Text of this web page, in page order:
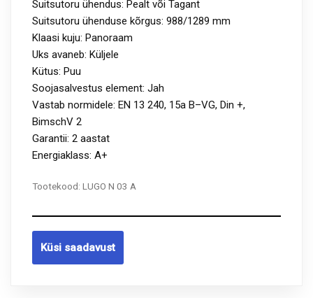
Suitsutoru ühendus: Pealt või Tagant
Suitsutoru ühenduse kõrgus: 988/1289 mm
Klaasi kuju: Panoraam
Uks avaneb: Küljele
Kütus: Puu
Soojasalvestus element: Jah
Vastab normidele: EN 13 240, 15a B–VG, Din +,
BimschV 2
Garantii: 2 aastat
Energiaklass: A+
Tootekood: LUGO N 03 A
Küsi saadavust